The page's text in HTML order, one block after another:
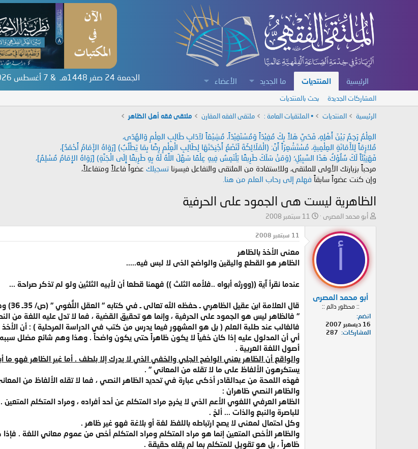
الرئيسية المنتديات ما الجديد الأعضاء الجمعة 24 صفر 1448هـ & 7 أغسطس 2026م
المشاركات الجديدة بحث بالمنتديات
الرئيسية المنتديات • الملتقيات العامة : ملتقى الفقه المقارن ملتقى فقه أهل الظاهر
العِلْمُ رَحِمٌ بَيْنَ أَهْلِهِ، فَحَيَّ هَلاً بِكَ مُفِيْدَاً وَمُسْتَفِيْدَاً، مُشِيْعَاً لآدَابِ طَالِبِ العِلْمِ وَالهُدَى،
مُلازِمَاً لِلأَمَانَةِ العِلْمِيةِ، مُسْتَشْعِرَاً أَنَّ: (الْمَلَائِكَةَ لَتَضَعُ أَجْنِحَتَهَا لِطَالِبِ الْعِلْمِ رِضًا بِمَا يَطْلُبُ) [رَوَاهُ الإَمَامُ أَحْمَدُ]،
فَهَنِيْئَاً لَكَ سُلُوْكُ هَذَا السَّبِيْلِ؛ (وَمَنْ سَلَكَ طَرِيقًا يَلْتَمِسُ فِيهِ عِلْمًا سَهَّلَ اللَّهُ لَهُ بِهِ طَرِيقًا إِلَى الْجَنَّةِ) [رَوَاهُ الإِمَامُ مُسْلِمٌ]،
مرحباً بزيارتك الأولى للملتقى، وللاستفادة من الملتقى والتفاعل فيسرنا تسجيلك عضواً فاعلاً ومتفاعلاً،
وإن كنت عضواً سابقاً فهلم إلى رحاب العلم من هنا.
الظاهرية ليست هى الجمود على الحرفية
ب
ئ
ا
ل
م
و
و
أبو محمد المصرى 11 سبتمبر 2008
أبو محمد المصرى
:: محظور دائم ::
انضم
16 ديسمبر 2007
المشاركات
287
11 سبتمبر 2008
معنى الأخذ بالظاهر
الظاهر هو القطع واليقين والواضح الذى لا لبس فيه.....
عندما نقرأ آية ((وورثه أبواه ..فلأمه الثلث )) فهمنا قطعا أن لأبيه الثلثين ولو لم تذكر صراحة ...
قال العلامة ابن عقيل الظاهري ـ حفظه الله تعالى ـ في كتابه " العقل اللُّغوي " (ص/ 35ـ 36) وهو بصدد الحديث عن الأخذ بالظاهر :
" فالظاهر ليس هو الجمود على الحرفية ، وإنما هو تحقيق القضية ، فما لا تدل عليه اللغة من
فالغالب عند طلبة العلم ( بل هو المشهور فيما يدرس من كتب في الدراسة المرحلية ) : أن الأخذ
أي أن المدلول عليه إذا كان خفياً لا يكون ظاهراً حتى يكون واضحاً . وهذا وهم شائع مضلل
أصول اللغة العربية .
والواقع أن الظاهر يعني الواضح الجلي والخفي الذي لا يدرك إلا بلطف . أما غير الظاهر فهو ما
يستكرهون الألفاظ على ما لا تقله من المعاني " .
فهذه اللمحة من عبدالقادر أذكى عبارة في تحديد الظاهر النصي ، فما لا تقله الألفاظ من
والظاهر النصي ظاهران :
الظاهر العرفي اللغوي الأعم الذي لا يخرج مراد المتكلم عن أحد أفراده ، ومراد المتكلم
للباصرة والنبع والذات ... ألخ .
وكل احتمال لمعنى لا يصح ارتباطه باللفظ لغة أو بلاغة فهو غير ظاهر .
والظاهر الأخص المتعين إنما هو مراد المتكلم ومراد المتكلم أخص من عموم معاني اللغة .
ظاهراً ، بل هو تقويل للمتكلم بما لم يقله حقيقة .